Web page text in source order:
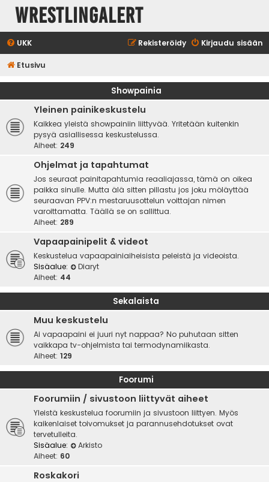
WrestlingAlert
UKK Kirjaudu sisään
Rekisteröidy
Etusivu
Showpainia
Yleinen painikeskustelu
Kaikkea yleistä showpainiin liittyvää. Yritetään kuitenkin
pysyä asiallisessa keskustelussa.
Aiheet: 249
Ohjelmat ja tapahtumat
Jos seuraat painitapahtumia reaaliajassa, tämä on oikea
paikka sinulle. Mutta älä sitten pillastu jos joku möläyttää
seuraavan PPV:n mestaruusottelun voittajan nimen
varoittamatta. Täällä se on sallittua.
Aiheet: 289
Vapaapainipelit & videot
Keskustelua vapaapainiaiheisista peleistä ja videoista.
Sisäalue:
Diaryt
Aiheet: 44
Sekalaista
Muu keskustelu
Ai vapaapaini ei juuri nyt nappaa? No puhutaan sitten
vaikkapa tv-ohjelmista tai termodynamiikasta.
Aiheet: 129
Foorumi
Foorumiin / sivustoon liittyvät aiheet
Yleistä keskustelua foorumiin ja sivustoon liittyen. Myös
kaikenlaiset toivomukset ja parannusehdotukset ovat
tervetulleita.
Sisäalue:
Arkisto
Aiheet: 60
Roskakori